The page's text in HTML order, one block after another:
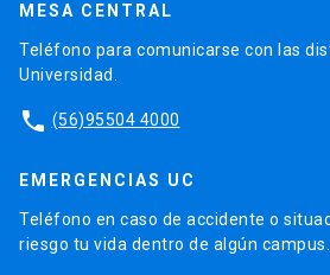
MESA CENTRAL
Teléfono para comunicarse con las
Universidad.
phone (56)95504 4000
EMERGENCIAS UC
Teléfono en caso de accidente o
riesgo tu vida dentro de algún campus.